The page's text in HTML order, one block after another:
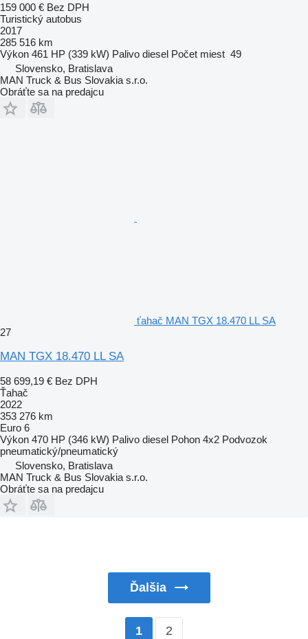
159 000 € Bez DPH
Turistický autobus
2017
285 516 km
Výkon 461 HP (339 kW) Palivo diesel Počet miest 49
Slovensko, Bratislava
MAN Truck & Bus Slovakia s.r.o.
Obráťte sa na predajcu
ťahač MAN TGX 18.470 LL SA
27
MAN TGX 18.470 LL SA
58 699,19 € Bez DPH
Ťahač
2022
353 276 km
Euro 6
Výkon 470 HP (346 kW) Palivo diesel Pohon 4x2 Podvozok
pneumatický/pneumatický
Slovensko, Bratislava
MAN Truck & Bus Slovakia s.r.o.
Obráťte sa na predajcu
Ďalšia
1 2